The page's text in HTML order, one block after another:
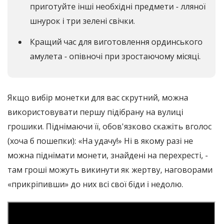
приготуйте інші необхідні предмети - лляної
шнурок і три зелені свічки.
Кращий час для виготовлення ординського
амулета - опівночі при зростаючому місяці.
Якщо вибір монетки для вас скрутний, можна
використовувати першу підібрану на вулиці
грошики. Піднімаючи її, обов'язково скажіть вголос
(хоча б пошепки): «На удачу!» Ні в якому разі не
можна піднімати монети, знайдені на перехресті, -
там гроші можуть викинути як жертву, наговорами
«прикріпивши» до них всі свої біди і недолю.